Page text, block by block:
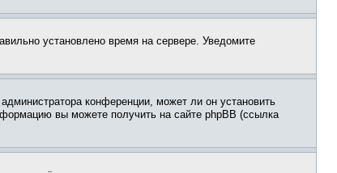
установлено время на сервере. Уведомите
конференции, может ли он установить
вы можете получить на сайте phpBB (ссылка